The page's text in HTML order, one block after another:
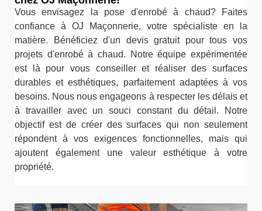
Vous envisagez la pose d'enrobé à chaud? Faites
confiance à OJ Maçonnerie, votre spécialiste en la
matière. Bénéficiez d'un devis gratuit pour tous vos
projets d'enrobé à chaud. Notre équipe expérimentée
est là pour vous conseiller et réaliser des surfaces
durables et esthétiques, parfaitement adaptées à vos
besoins. Nous nous engageons à respecter les délais et
à travailler avec un souci constant du détail. Notre
objectif est de créer des surfaces qui non seulement
répondent à vos exigences fonctionnelles, mais qui
ajoutent également une valeur esthétique à votre
propriété.